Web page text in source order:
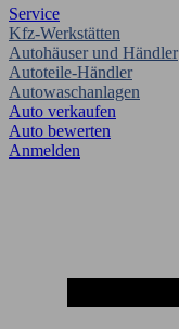
Service
Kfz-Werkstätten
Autohäuser und Händler
Autoteile-Händler
Autowaschanlagen
Auto verkaufen
Auto bewerten
Anmelden